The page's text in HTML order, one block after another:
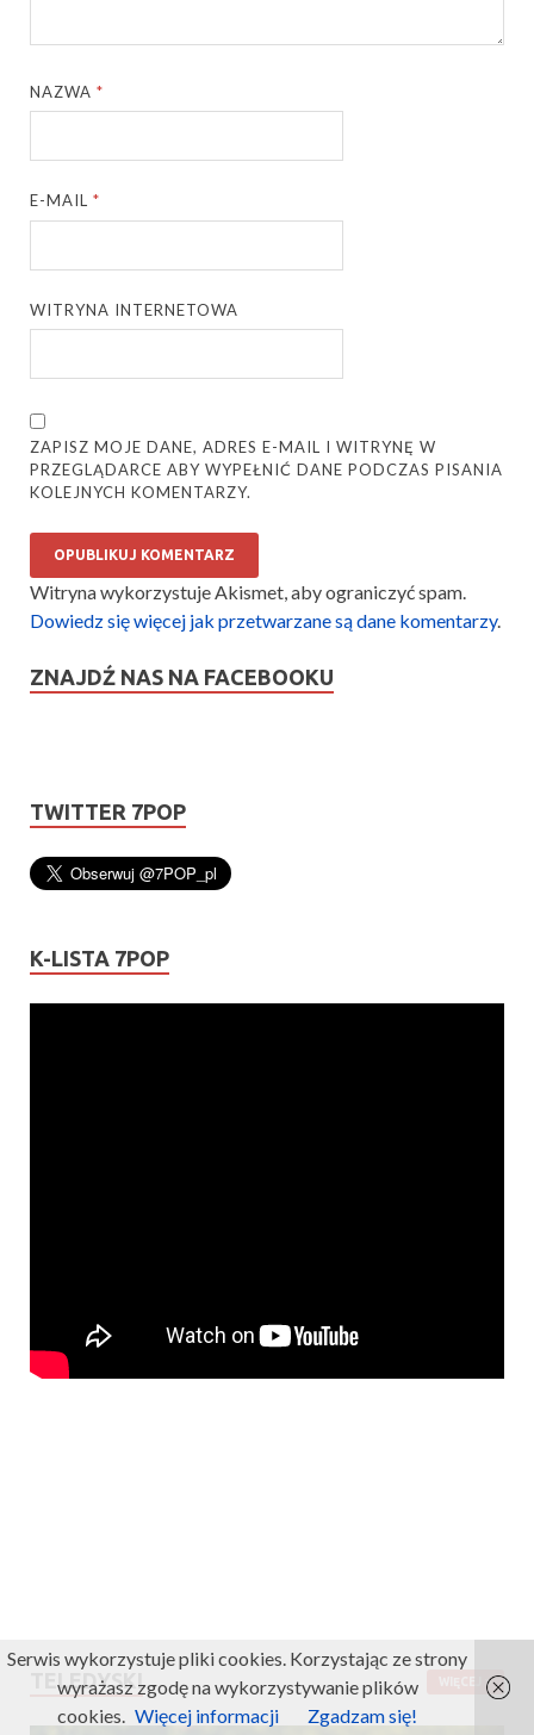
NAZWA*
E-MAIL*
WITRYNA INTERNETOWA
ZAPISZ MOJE DANE, ADRES E-MAIL I WITRYNĘ W
PRZEGLĄDARCE ABY WYPEŁNIĆ DANE PODCZAS PISANIA
KOLEJNYCH KOMENTARZY.
Witryna wykorzystuje Akismet, aby ograniczyć spam.
Dowiedz się więcej jak przetwarzane są dane komentarzy.
ZNAJDŹ NAS NA FACEBOOKU
TWITTER 7POP
K-LISTA 7POP
TELEDYSKI
Serwis wykorzystuje pliki cookies. Korzystając ze strony
wyrażasz zgodę na wykorzystywanie plików
cookies. Więcej informacji Zgadzam się!